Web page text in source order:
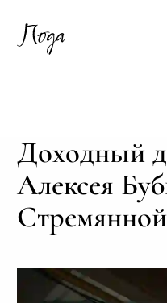
Доходный
Алексея